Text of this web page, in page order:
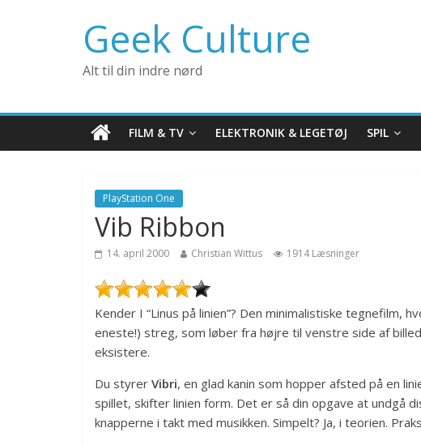
Geek Culture
Alt til din indre nørd
FILM & TV ELEKTRONIK & LEGETØJ SPIL
PlayStation One
Vib Ribbon
14. april 2000 Christian Wittus 1914 Læsninger
Kender I “Linus på linien”? Den minimalistiske tegnefilm,
eneste!) streg, som løber fra højre til venstre side af
eksistere.
Du styrer Vibri, en glad kanin som hopper afsted på en
spillet, skifter linien form. Det er så din opgave at undgå
knapperne i takt med musikken. Simpelt? Ja, i teorien.